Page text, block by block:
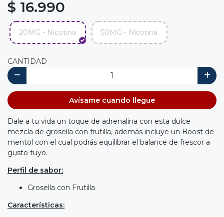
$ 16.990
20MG - Nicotina 50MG - Nicotina
CANTIDAD
Avísame cuando llegue
Dale a tu vida un toque de adrenalina con esta dulce
mezcla de grosella con frutilla, además incluye un Boost de
mentol con el cual podrás equilibrar el balance de frescor a
gusto tuyo.
Perfil de sabor:
Grosella con Frutilla
Características: